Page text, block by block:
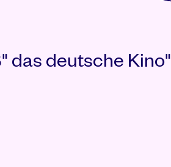
das deutsche Kino"